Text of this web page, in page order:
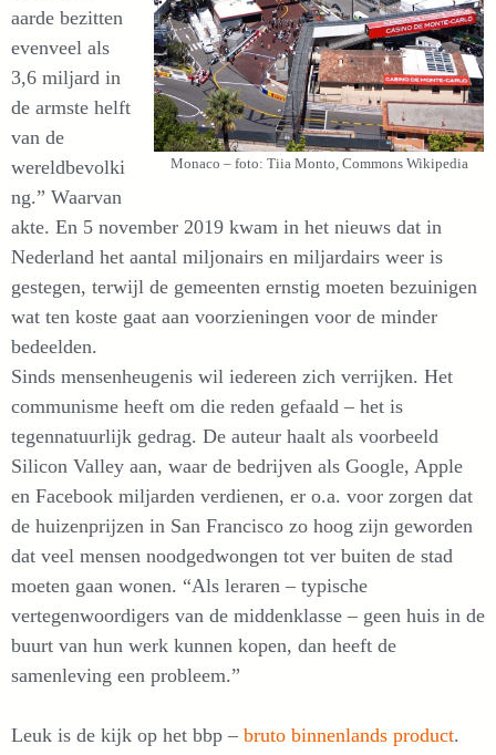
Monaco – foto: Tiia Monto, Commons Wikipedia
aarde bezitten
evenveel als
3,6 miljard in
de armste helft
van de
wereldbevolki
ng.” Waarvan
akte. En 5 november 2019 kwam in het nieuws dat in
Nederland het aantal miljonairs en miljardairs weer is
gestegen, terwijl de gemeenten ernstig moeten bezuinigen
wat ten koste gaat aan voorzieningen voor de minder
bedeelden.
Sinds mensenheugenis wil iedereen zich verrijken. Het
communisme heeft om die reden gefaald – het is
tegennatuurlijk gedrag. De auteur haalt als voorbeeld
Silicon Valley aan, waar de bedrijven als Google, Apple
en Facebook miljarden verdienen, er o.a. voor zorgen dat
de huizenprijzen in San Francisco zo hoog zijn geworden
dat veel mensen noodgedwongen tot ver buiten de stad
moeten gaan wonen. “Als leraren – typische
vertegenwoordigers van de middenklasse – geen huis in de
buurt van hun werk kunnen kopen, dan heeft de
samenleving een probleem.”
Leuk is de kijk op het bbp – bruto binnenlands product.